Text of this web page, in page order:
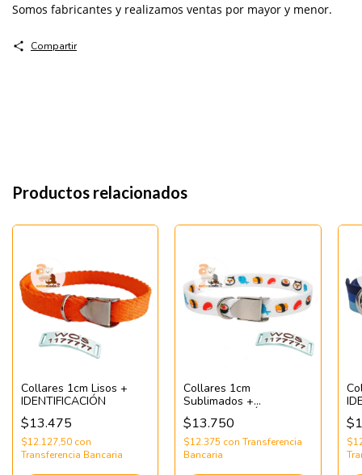
Somos fabricantes y realizamos ventas por mayor y menor.
Compartir
Productos relacionados
Collares 1cm Lisos +
IDENTIFICACIÓN
$13.475
$12.127,50 con
Transferencia Bancaria
Collares 1cm
Sublimados +
IDENTIFICACIÓN
$13.750
$12.375 con Transferencia
Bancaria